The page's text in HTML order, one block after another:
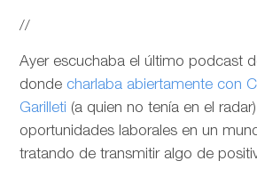
//
Ayer escuchaba el último podcast
donde charlaba abiertamente con
Garilleti (a quien no tenía en el
oportunidades laborales en un
tratando de transmitir algo de